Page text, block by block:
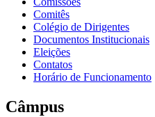
Comitês
Colégio de Dirigentes
Documentos Institucionais
Eleições
Contatos
Horário de Funcionamento
Câmpus